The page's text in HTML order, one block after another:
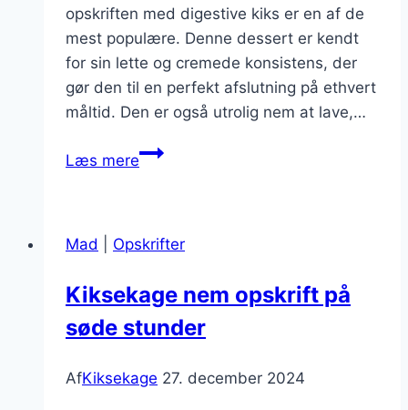
opskriften med digestive kiks er en af de
mest populære. Denne dessert er kendt
for sin lette og cremede konsistens, der
gør den til en perfekt afslutning på ethvert
måltid. Den er også utrolig nem at lave,…
Læs mereKiksekage
kiks
Mad Opskrifter
Kiksekage nem opskrift på
søde stunder
AfKiksekage 27. december 2024